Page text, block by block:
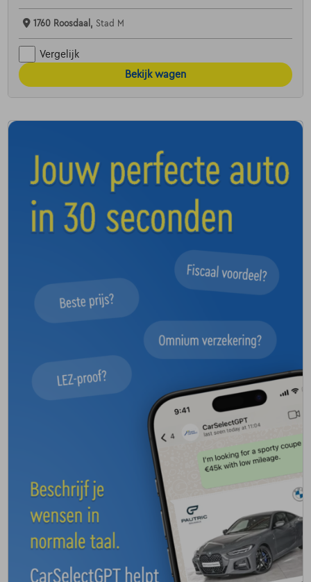
1760 Roosdaal, Stad M
Vergelijk
Bekijk wagen